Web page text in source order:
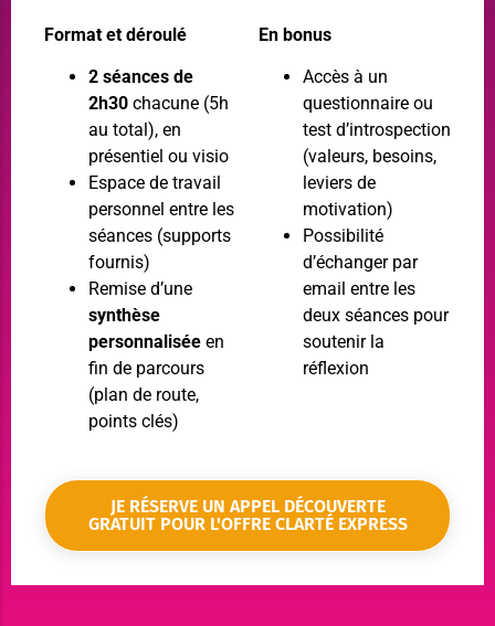
Format et déroulé
2 séances de
2h30 chacune (5h
au total), en
présentiel ou visio
Espace de travail
personnel entre les
séances (supports
fournis)
Remise d’une
synthèse
personnalisée en
fin de parcours
(plan de route,
points clés)
En bonus
Accès à un
questionnaire ou
test d’introspection
(valeurs, besoins,
leviers de
motivation)
Possibilité
d’échanger par
email entre les
deux séances pour
soutenir la
réflexion
JE RÉSERVE UN APPEL DÉCOUVERTE
GRATUIT POUR L'OFFRE CLARTÉ EXPRESS